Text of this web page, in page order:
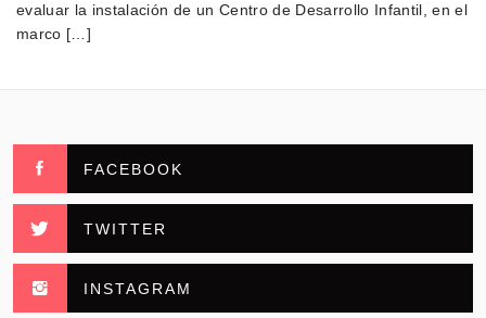
evaluar la instalación de un Centro de Desarrollo Infantil, en el
marco […]
FACEBOOK
TWITTER
INSTAGRAM